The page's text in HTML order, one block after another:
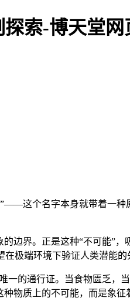
索-博天堂网
这个名字本身就带着一
边界。正是这种“不可能”
极端环境下验证人类潜能的
的通行证。当食物匮乏，
物质上的不可能，而是